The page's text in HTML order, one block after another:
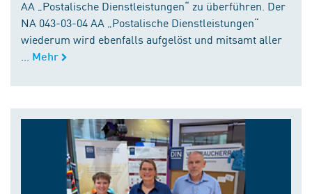
AA „Postalische Dienstleistungen“ zu überführen. Der
NA 043-03-04 AA „Postalische Dienstleistungen“
wiederum wird ebenfalls aufgelöst und mitsamt aller
Mehr